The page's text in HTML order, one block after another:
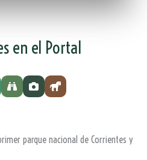
en el Portal
parque nacional de Corrientes y